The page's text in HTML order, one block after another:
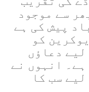
سے موجود
پیش کی ہے
کو
لیے دعاؤں
انہوں نے
سب کا